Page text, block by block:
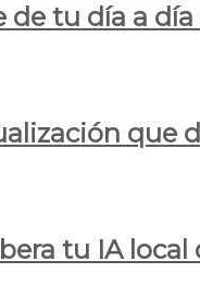
tu día a
que
tu IA